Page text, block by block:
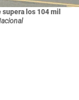
los 104 mil